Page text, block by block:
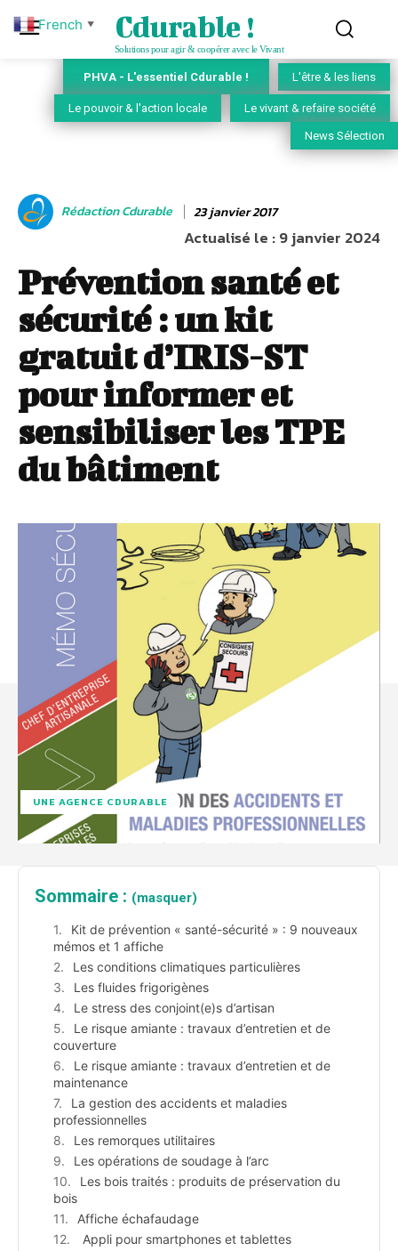
Cdurable !
Solutions pour agir & coopérer avec le Vivant
PHVA - L'essentiel Cdurable ! L'être & les liens
Le pouvoir & l'action locale Le vivant & refaire société
News Sélection
Rédaction Cdurable 23 janvier 2017
Actualisé le :9 janvier 2024
Prévention santé et
sécurité : un kit
gratuit d’IRIS-ST
pour informer et
sensibiliser les TPE
du bâtiment
UNE AGENCE CDURABLE
Sommaire : (masquer)
Kit de prévention « santé-sécurité » : 9 nouveaux
mémos et 1 affiche
Les conditions climatiques particulières
Les fluides frigorigènes
Le stress des conjoint(e)s d’artisan
Le risque amiante : travaux d’entretien et de
couverture
Le risque amiante : travaux d’entretien et de
maintenance
La gestion des accidents et maladies
professionnelles
Les remorques utilitaires
Les opérations de soudage à l’arc
Les bois traités : produits de préservation du
bois
Affiche échafaudage
Appli pour smartphones et tablettes
French ▼